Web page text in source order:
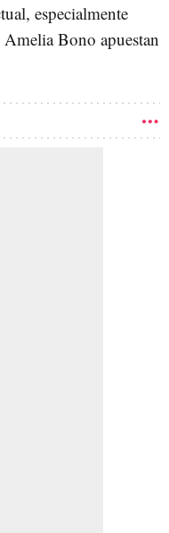
especialmente
Bono apuestan